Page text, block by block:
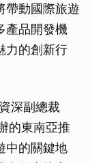
帶動國際旅遊
產品開發機
力的創新行
深副總裁
的東南亞推
中的關鍵地